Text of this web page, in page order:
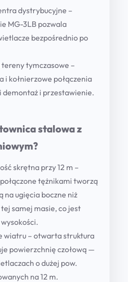
dystrybucyjne –
MG-3LB pozwala
bezpośrednio po
tereny tymczasowe –
i kołnierzowe połączenia
demontaż i przestawienie.
stalowa z
skrętna przy 12 m –
tężnikami tworzą
na ugięcia boczne niż
samej masie, co jest
wiatru – otwarta struktura
powierzchnię czołową —
o dużej pow.
na 12 m.